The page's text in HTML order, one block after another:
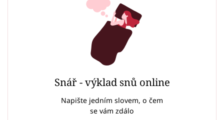
Snář - výklad snů online
Napište jedním slovem, o čem
se vám zdálo